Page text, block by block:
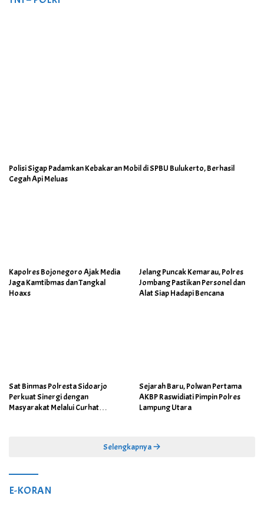
Polisi Sigap Padamkan Kebakaran Mobil di SPBU Bulukerto, Berhasil
Cegah Api Meluas
Kapolres Bojonegoro Ajak Media
Jaga Kamtibmas dan Tangkal
Hoaxs
Jelang Puncak Kemarau, Polres
Jombang Pastikan Personel dan
Alat Siap Hadapi Bencana
Sat Binmas Polresta Sidoarjo
Perkuat Sinergi dengan
Masyarakat Melalui Curhat
Sejarah Baru, Polwan Pertama
AKBP Raswidiati Pimpin Polres
Lampung Utara
Selengkapnya
E-KORAN